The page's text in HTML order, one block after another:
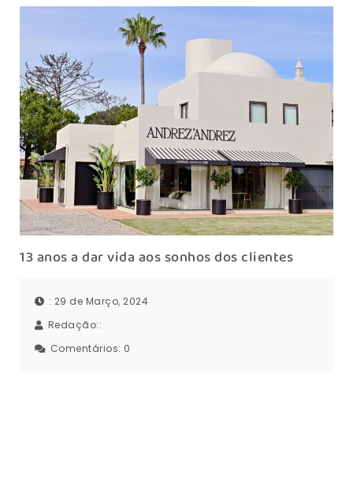
13 anos a dar vida aos sonhos dos clientes
: 29 de Março, 2024
Redação::
Comentários: 0